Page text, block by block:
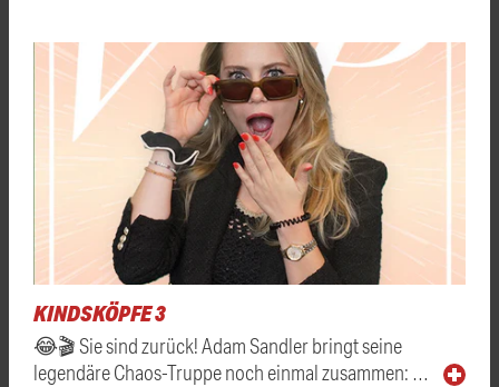
KINDSKÖPFE 3
😂🎬 Sie sind zurück! Adam Sandler bringt seine
legendäre Chaos-Truppe noch einmal zusammen: …